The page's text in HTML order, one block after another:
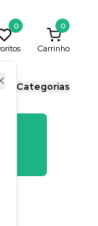
0 0
Carrinho
as Categorias